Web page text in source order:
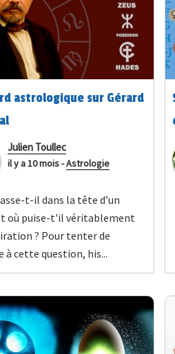
astrologique sur Gérard
Julien Toullec
il y a 10 mois-Astrologie
t-il dans la tête d’un
où puise-t'il véritablement
? Pour tenter de
à cette question, his...